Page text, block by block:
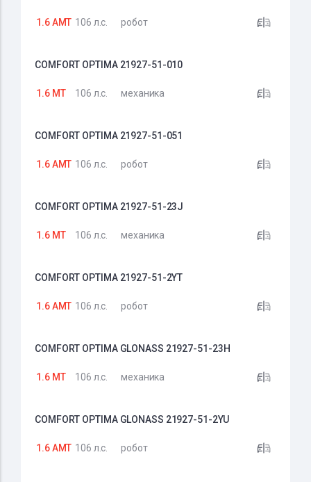
1.6 AMT 106 л.с. робот
COMFORT OPTIMA 21927-51-010
1.6 MT 106 л.с. механика
COMFORT OPTIMA 21927-51-051
1.6 AMT 106 л.с. робот
COMFORT OPTIMA 21927-51-23J
1.6 MT 106 л.с. механика
COMFORT OPTIMA 21927-51-2YT
1.6 AMT 106 л.с. робот
COMFORT OPTIMA GLONASS 21927-51-23H
1.6 MT 106 л.с. механика
COMFORT OPTIMA GLONASS 21927-51-2YU
1.6 AMT 106 л.с. робот